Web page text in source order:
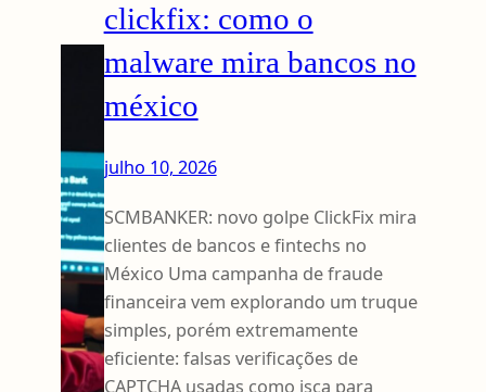
clickfix: como o
malware mira bancos no
méxico
julho 10, 2026
SCMBANKER: novo golpe ClickFix mira
clientes de bancos e fintechs no
México Uma campanha de fraude
financeira vem explorando um truque
simples, porém extremamente
eficiente: falsas verificações de
CAPTCHA usadas como isca para